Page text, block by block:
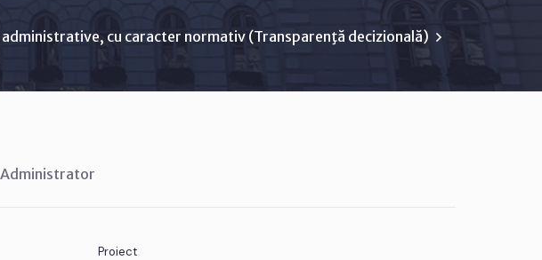
cu caracter normativ (Transparenţă decizională)
Proiect